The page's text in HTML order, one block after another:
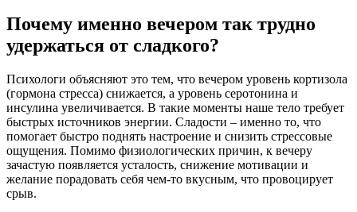
Почему именно вечером так трудно
удержаться от сладкого?
Психологи объясняют это тем, что вечером уровень кортизола
(гормона стресса) снижается, а уровень серотонина и
инсулина увеличивается. В такие моменты наше тело требует
быстрых источников энергии. Сладости – именно то, что
помогает быстро поднять настроение и снизить стрессовые
ощущения. Помимо физиологических причин, к вечеру
зачастую появляется усталость, снижение мотивации и
желание порадовать себя чем-то вкусным, что провоцирует
срыв.